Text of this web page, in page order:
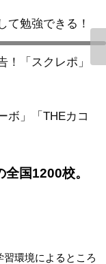
て勉強できる！
「スクレポ」
ボ」「THEカコ
国1200校。
環境によるところ